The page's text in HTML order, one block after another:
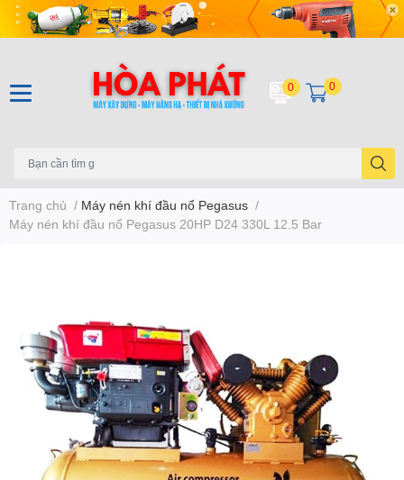
0 0
Trang chủ / Máy nén khí đầu nổ Pegasus /
Máy nén khí đầu nổ Pegasus 20HP D24 330L 12.5 Bar